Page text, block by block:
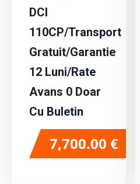
DCI
110CP/Transport
Gratuit/Garantie
12 Luni/Rate
Avans 0 Doar
Cu Buletin
7,700.00 €